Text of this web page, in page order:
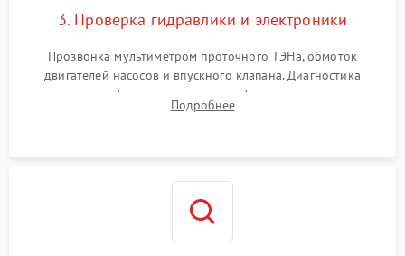
3. Проверка гидравлики и электроники
Прозвонка мультиметром проточного ТЭНа, обмоток
двигателей насосов и впускного клапана. Диагностика
прессостата (датчика уровня воды), датчика мутности,
концевика дверцы и электронного модуля управления.
Подробнее